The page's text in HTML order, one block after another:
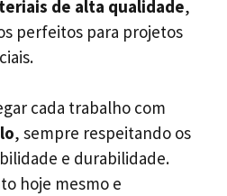
de alta qualidade,
perfeitos para projetos
cada trabalho com
, sempre respeitando os
e durabilidade.
hoje mesmo e